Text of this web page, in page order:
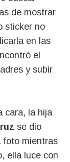
de mostrar
sticker no
en las
el
y subir
cara, la hija
se dio
foto mientras
ella luce con